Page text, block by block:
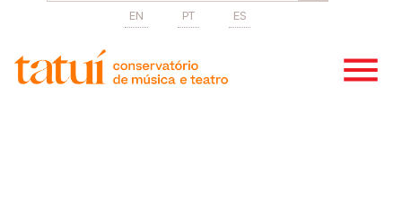
EN PT ES